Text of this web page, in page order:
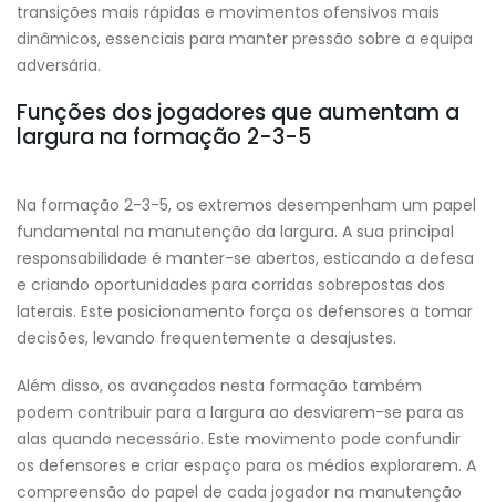
transições mais rápidas e movimentos ofensivos mais
dinâmicos, essenciais para manter pressão sobre a equipa
adversária.
Funções dos jogadores que aumentam a
largura na formação 2-3-5
Na formação 2-3-5, os extremos desempenham um papel
fundamental na manutenção da largura. A sua principal
responsabilidade é manter-se abertos, esticando a defesa
e criando oportunidades para corridas sobrepostas dos
laterais. Este posicionamento força os defensores a tomar
decisões, levando frequentemente a desajustes.
Além disso, os avançados nesta formação também
podem contribuir para a largura ao desviarem-se para as
alas quando necessário. Este movimento pode confundir
os defensores e criar espaço para os médios explorarem. A
compreensão do papel de cada jogador na manutenção